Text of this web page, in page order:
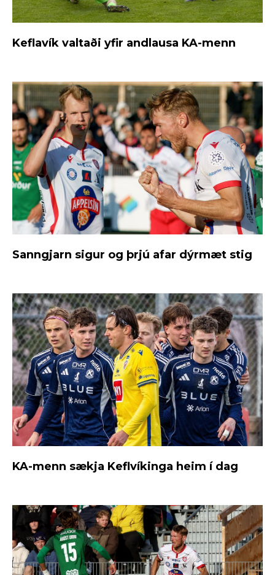
Keflavík valtaði yfir andlausa KA-menn
Sanngjarn sigur og þrjú afar dýrmæt stig
KA-menn sækja Keflvíkinga heim í dag